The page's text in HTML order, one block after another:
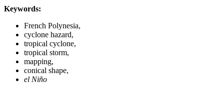
Keywords:
French Polynesia,
cyclone hazard,
tropical cyclone,
tropical storm,
mapping,
conical shape,
el Niño